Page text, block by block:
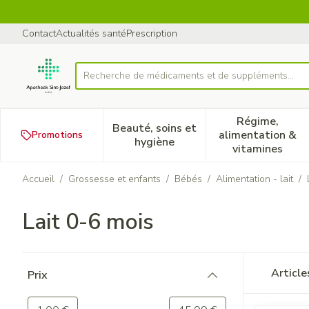
ContactActualités santéPrescription
Rechercher
Recherche de médicaments et d
Promotions
Beauté, soins et
hygièneAfficher le sous-menu pour
Régime,
alimentation &
vitamines
Afficher
Accueil / Grossesse et enfants / Bébés / Alimentation - lait /
Lait 0-6 mois
Prix